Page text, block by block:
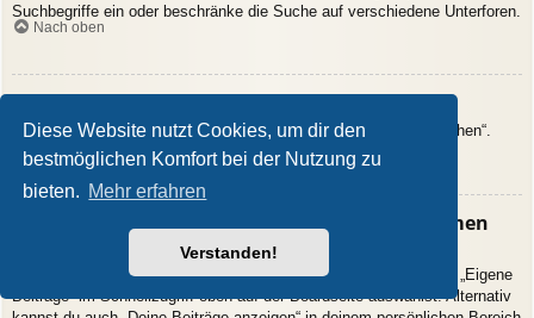
Diese Website nutzt Cookies, um dir den
bestmöglichen Komfort bei der Nutzung zu
bieten. Mehr erfahren
Verstanden!
Suchbegriffe ein oder beschränke die Suche auf verschiedene Unterforen.
Nach oben
Wie kann ich nach Mitgliedern suchen?
Gehe zur Mitgliederliste und klicke auf „Nach einem Mitglied suchen“.
Nach oben
Wie kann ich meine eigenen Beiträge und Themen
Deine eigenen Beiträge kannst du dir anzeigen lassen, indem du „Eigene
Beiträge“ im Schnellzugriff oben auf der Boardseite auswählst. Alternativ